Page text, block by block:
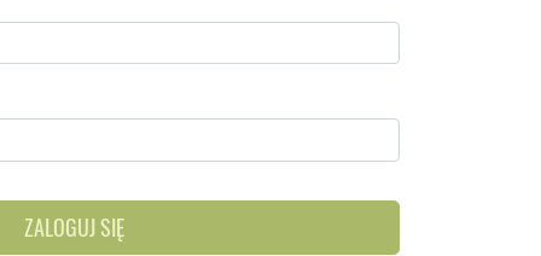
ZALOGUJ SIĘ